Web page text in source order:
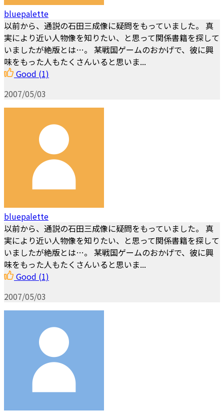
bluepalette
以前から、通説の石田三成像に疑問をもっていました。 真
実により近い人物像を知りたい、と思って関係書籍を探して
いましたが絶版とは…。 某戦国ゲームのおかげで、彼に興
味をもった人もたくさんいると思いま...
Good (1)
2007/05/03
bluepalette
以前から、通説の石田三成像に疑問をもっていました。 真
実により近い人物像を知りたい、と思って関係書籍を探して
いましたが絶版とは…。 某戦国ゲームのおかげで、彼に興
味をもった人もたくさんいると思いま...
Good (1)
2007/05/03